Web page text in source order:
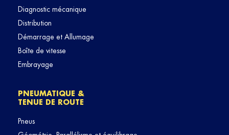
Diagnostic mécanique
Distribution
Démarrage et Allumage
Boîte de vitesse
Embrayage
PNEUMATIQUE &
TENUE DE ROUTE
Pneus